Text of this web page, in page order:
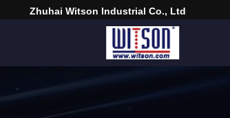
Zhuhai Witson Industrial Co., Ltd